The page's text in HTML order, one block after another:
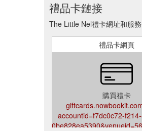
禮品卡鏈接
The Little Nel禮卡網址和服
禮品卡網頁
購買禮卡
accountid=f7dc0c72-